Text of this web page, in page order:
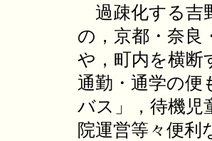
過疎化する吉
の，京都・奈良
や，町内を横断
通勤・通学の便
バス」，待機児
院運営等々便